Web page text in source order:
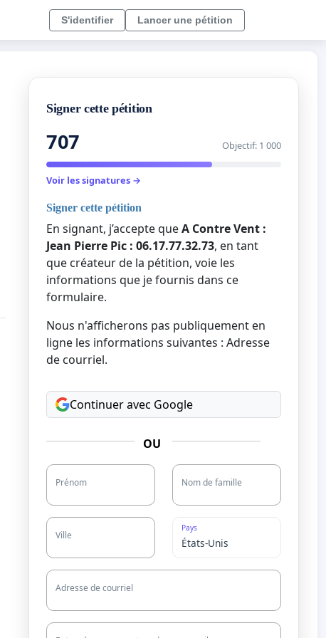
S'identifier Lancer une pétition
Signer cette pétition
707 Objectif: 1 000
Voir les signatures →
Signer cette pétition
En signant, j’accepte queA Contre Vent :
Jean Pierre Pic : 06.17.77.32.73, en tant
que créateur de la pétition, voie les
informations que je fournis dans ce
formulaire.
Nous n'afficherons pas publiquement en
ligne les informations suivantes : Adresse
de courriel.
Continuer avec Google
OU
Prénom Nom de famille
Ville
Pays
Adresse de courriel